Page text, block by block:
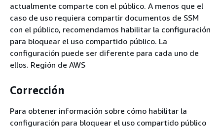
actualmente comparte con el público. A menos que el
caso de uso requiera compartir documentos de SSM
con el público, recomendamos habilitar la configuración
para bloquear el uso compartido público. La
configuración puede ser diferente para cada uno de
ellos. Región de AWS
Corrección
Para obtener información sobre cómo habilitar la
configuración para bloquear el uso compartido público